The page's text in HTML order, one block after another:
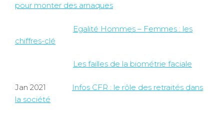
pour monter des arnaques
Egalité Hommes – Femmes : les
chiffres-clé
Les failles de la biométrie faciale
Jan 2021
Infos CFR : le rôle des retraités dans
la société